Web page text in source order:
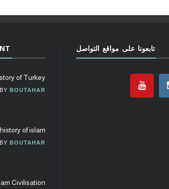
of Turkey
BY BOUTAHAR
of islam
BY BOUTAHAR
Civilisation
تابعونا على مواقع التواصل